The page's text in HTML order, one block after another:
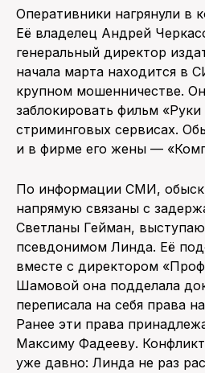
Оперативники нагрянули в
Её владелец Андрей
генеральный директор
начала марта находится в
крупном мошенничестве.
заблокировать фильм
стриминговых сервисах.
и в фирме его жены —
По информации СМИ,
напрямую связаны с
Светланы Гейман,
псевдонимом Линда. Её
вместе с директором
Шамовой она подделала
переписала на себя права
Ранее эти права
Максиму Фадееву.
уже давно: Линда не раз